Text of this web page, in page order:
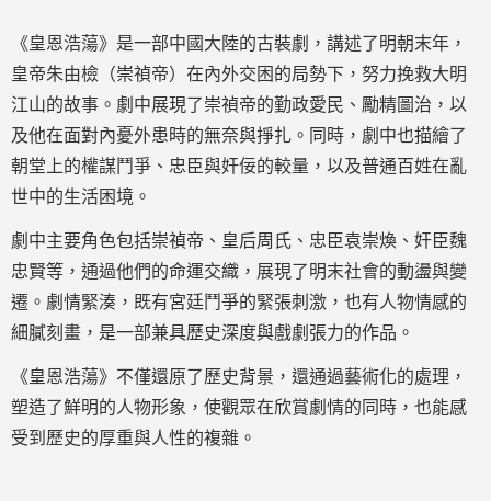
《皇恩浩蕩》是一部中國大陸的古裝劇，講述了明朝末年，
皇帝朱由檢（崇禎帝）在內外交困的局勢下，努力挽救大明
江山的故事。劇中展現了崇禎帝的勤政愛民、勵精圖治，以
及他在面對內憂外患時的無奈與掙扎。同時，劇中也描繪了
朝堂上的權謀鬥爭、忠臣與奸佞的較量，以及普通百姓在亂
世中的生活困境。
劇中主要角色包括崇禎帝、皇后周氏、忠臣袁崇煥、奸臣魏
忠賢等，通過他們的命運交織，展現了明末社會的動盪與變
遷。劇情緊湊，既有宮廷鬥爭的緊張刺激，也有人物情感的
細膩刻畫，是一部兼具歷史深度與戲劇張力的作品。
《皇恩浩蕩》不僅還原了歷史背景，還通過藝術化的處理，
塑造了鮮明的人物形象，使觀眾在欣賞劇情的同時，也能感
受到歷史的厚重與人性的複雜。